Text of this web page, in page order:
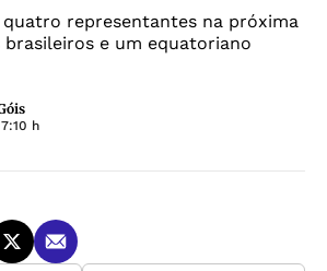
representantes na próxima
e um equatoriano
h